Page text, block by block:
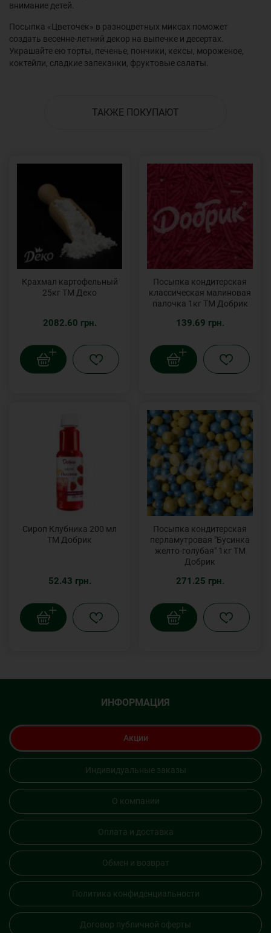
внимание детей.
Посыпка «Цветочек» в разноцветных миксах поможет
создать весенне-летний декор на выпечке и десертах.
Украшайте ею торты, печенье, пончики, кексы, мороженое,
коктейли, сладкие запеканки, фруктовые салаты.
ТАКЖЕ ПОКУПАЮТ
Крахмал картофельный
25кг ТМ Деко
2082.60 грн.
Посыпка кондитерская
классическая малиновая
палочка 1кг ТМ Добрик
139.69 грн.
Сироп Клубника 200 мл
ТМ Добрик
52.43 грн.
Посыпка кондитерская
перламутровая "Бусинка
желто-голубая" 1кг ТМ
Добрик
271.25 грн.
ИНФОРМАЦИЯ
Акции
Индивидуальные заказы
О компании
Оплата и доставка
Обмен и возврат
Политика конфиденциальности
Договор публичной оферты